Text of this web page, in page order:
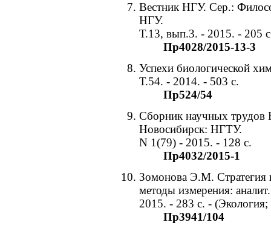
Вестник НГУ. Сер.:
НГУ.
Т.13, вып.3. - 2015. - 205
Пр4028/2015-13-3
Успехи биологической
Т.54. - 2014. - 503 с.
Пр524/54
Сборник научных
Новосибирск: НГТУ.
N 1(79) - 2015. - 128 с.
Пр4032/2015-1
Зомонова Э.М. Стратегия
методы измерения:
2015. - 283 с. -
Пр3941/104